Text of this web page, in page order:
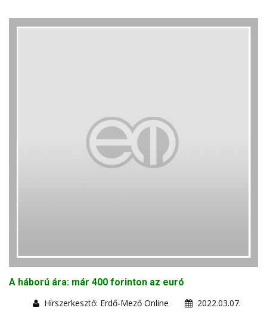
A háború ára: már 400 forinton az euró
Hírszerkesztő: Erdő-Mező Online
2022.03.07.